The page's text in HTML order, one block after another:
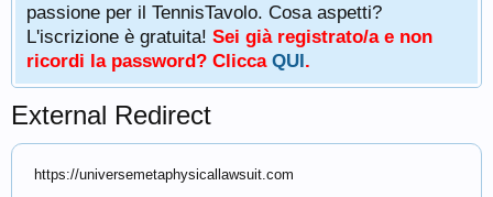
passione per il TennisTavolo. Cosa aspetti?
L'iscrizione è gratuita! Sei già registrato/a e non
ricordi la password? Clicca QUI.
External Redirect
https://universemetaphysicallawsuit.com